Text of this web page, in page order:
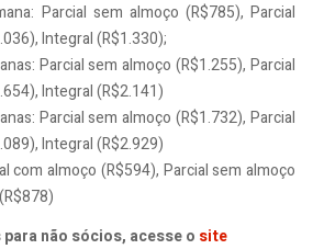
Parcial sem almoço (R$785), Parcial
Integral (R$1.330);
Parcial sem almoço (R$1.255), Parcial
Integral (R$2.141)
Parcial sem almoço (R$1.732), Parcial
Integral (R$2.929)
com almoço (R$594), Parcial sem almoço
não sócios, acesse o site